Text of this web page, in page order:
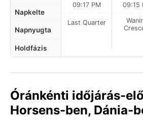
Napkelte
Napnyugta
Holdfázis
09:17 PM
Last Quarter
09:15
Óránkénti időjárás-
Horsens-ben, Dánia-